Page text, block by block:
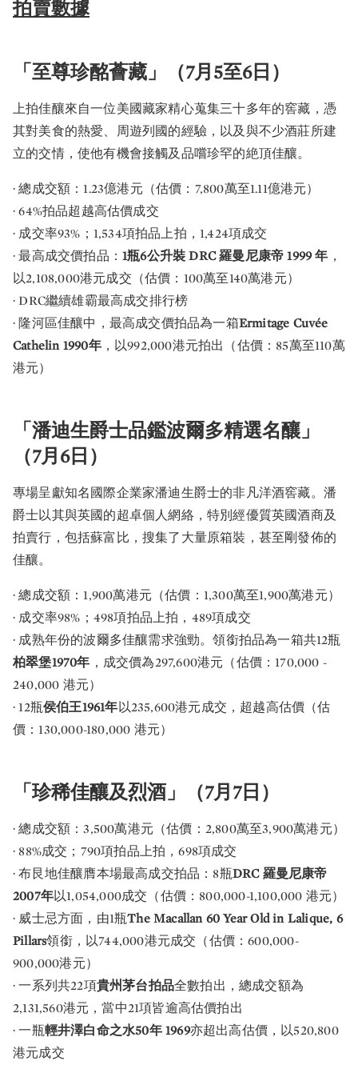
拍賣數據
「至尊珍酩薈藏」（7月5至6日）
上拍佳釀來自一位美國藏家精心蒐集三十多年的窖藏，憑
其對美食的熱愛、周遊列國的經驗，以及與不少酒莊所建
立的交情，使他有機會接觸及品嚐珍罕的絶頂佳釀。
· 總成交額：1.23億港元（估價：7,800萬至1.11億港元）
· 64%拍品超越高估價成交
· 成交率93%；1,534項拍品上拍，1,424項成交
· 最高成交價拍品： 1瓶6公升裝 DRC 羅曼尼康帝 1999 年 ，
以2,108,000港元成交（估價：100萬至140萬港元）
· DRC繼續雄霸最高成交排行榜
· 隆河區佳釀中，最高成交價拍品為一箱Ermitage Cuvée
Cathelin 1990年，以992,000港元拍出（估價：85萬至110萬
港元）
「潘迪生爵士品鑑波爾多精選名釀」
（7月6日）
專場呈獻知名國際企業家潘迪生爵士的非凡洋酒窖藏。潘
爵士以其與英國的超卓個人網絡，特別經優質英國酒商及
拍賣行，包括蘇富比，搜集了大量原箱裝，甚至剛發佈的
佳釀。
· 總成交額：1,900萬港元（估價：1,300萬至1,900萬港元）
· 成交率98%；498項拍品上拍，489項成交
· 成熟年份的波爾多佳釀需求強勁。領銜拍品為一箱共12瓶
柏翠堡1970年 ，成交價為297,600港元（估價：170,000 -
240,000 港元）
· 12瓶侯伯王1961年以235,600港元成交，超越高估價（估
價：130,000-180,000 港元）
「珍稀佳釀及烈酒」（7月7日）
· 總成交額：3,500萬港元（估價：2,800萬至3,900萬港元）
· 88%成交；790項拍品上拍，698項成交
· 布艮地佳釀膺本場最高成交拍品：8瓶DRC 羅曼尼康帝
2007年以1,054,000成交（估價：800,000-1,100,000 港元）
· 威士忌方面，由1瓶The Macallan 60 Year Old in Lalique, 6
Pillars領銜，以744,000港元成交（估價：600,000-
900,000港元）
· 一系列共22項貴州茅台拍品全數拍出，總成交額為
2,131,560港元，當中21項皆逾高估價拍出
· 一瓶輕井澤白命之水50年 1969亦超出高估價，以520,800
港元成交